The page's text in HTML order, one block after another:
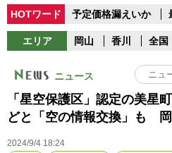
HOTワード 予定価格漏えいか
エリア 岡山 香川 全国
ニュース
「星空保護区」認定の美
どと「空の情報交換」も
2024/9/4 18:24